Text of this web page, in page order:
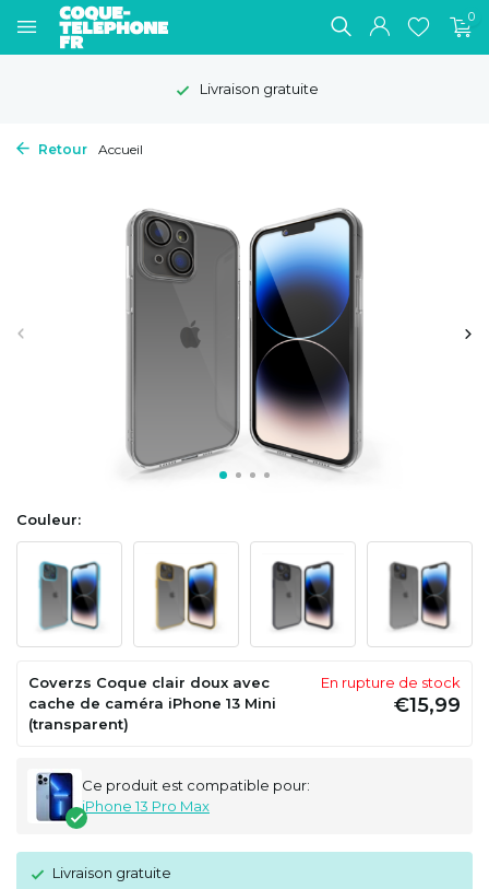
0
Livraison gratuite
Retour Accueil
Couleur:
Coverzs Coque clair doux avec
cache de caméra iPhone 13 Mini
(transparent)
En rupture de stock
€15,99
Ce produit est compatible pour:
iPhone 13 Pro Max
Livraison gratuite